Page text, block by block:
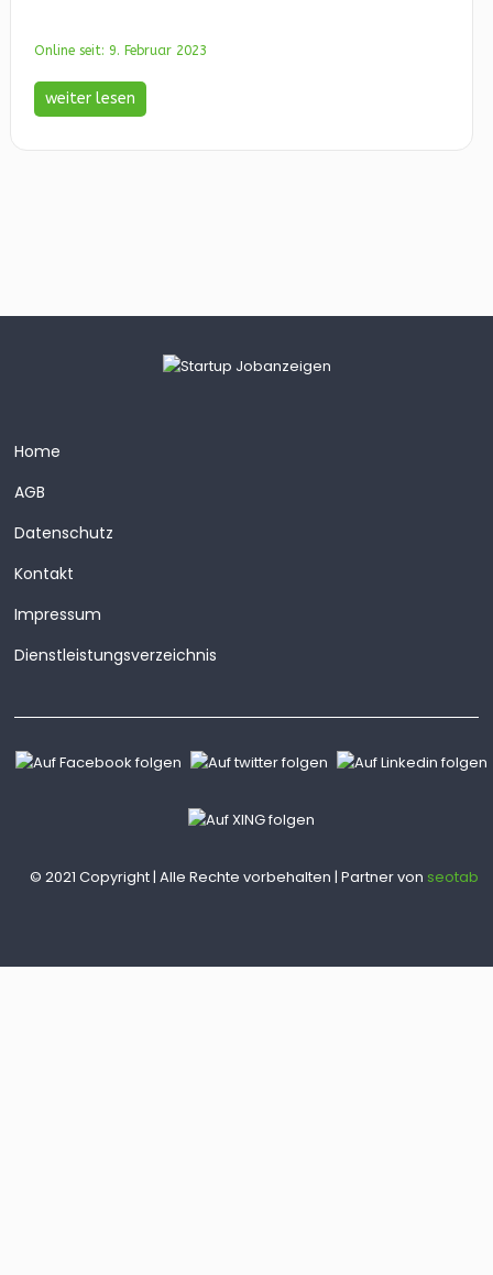
Online seit: 9. Februar 2023
weiter lesen
Home
AGB
Datenschutz
Kontakt
Impressum
Dienstleistungsverzeichnis
© 2021 Copyright | Alle Rechte vorbehalten | Partner von seotab